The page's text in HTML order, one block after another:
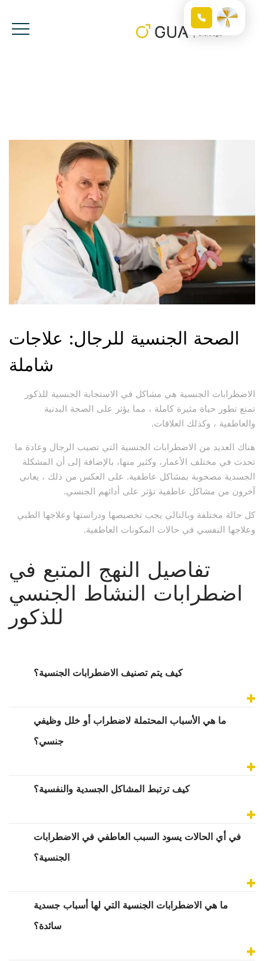
الصحة الجنسية للرجال: علاجات
شاملة
الاضطرابات الجنسية هي مشاكل في الاستجابة الجنسية للذكور
تمنع تطور حياة مثيرة كاملة ، مما يؤثر على الصحة البدنية
والعاطفية ، وكذلك العلاقات.
هناك العديد من الاضطرابات الجنسية التي تصيب الرجال وعادة ما
تحدث في مختلف الأعمار، وكثير منها، بالإضافة إلى أن المشكلة
الجسدية مصحوبة بمشاكل عاطفية. على العكس من ذلك ، يعاني
آخرون من مشاكل عاطفية تؤثر على أدائهم الجنسي.
كل حالة مختلفة وبالتالي يجب تخصيصها ودراستها وعلاجها الطبي
وعلاجها النفسي في حالات المكونات العاطفية.
تفاصيل النهج المتبع في
اضطرابات النشاط الجنسي
للذكور
كيف يتم تصنيف الاضطرابات الجنسية؟
ما هي الأسباب المحتملة لاضطراب أو خلل وظيفي
جنسي؟
كيف ترتبط المشاكل الجسدية والنفسية؟
في أي الحالات يسود السبب العاطفي في الاضطرابات
الجنسية؟
ما هي الاضطرابات الجنسية التي لها أسباب جسدية
سائدة؟